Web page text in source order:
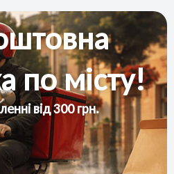
по місту!
від 300 грн.